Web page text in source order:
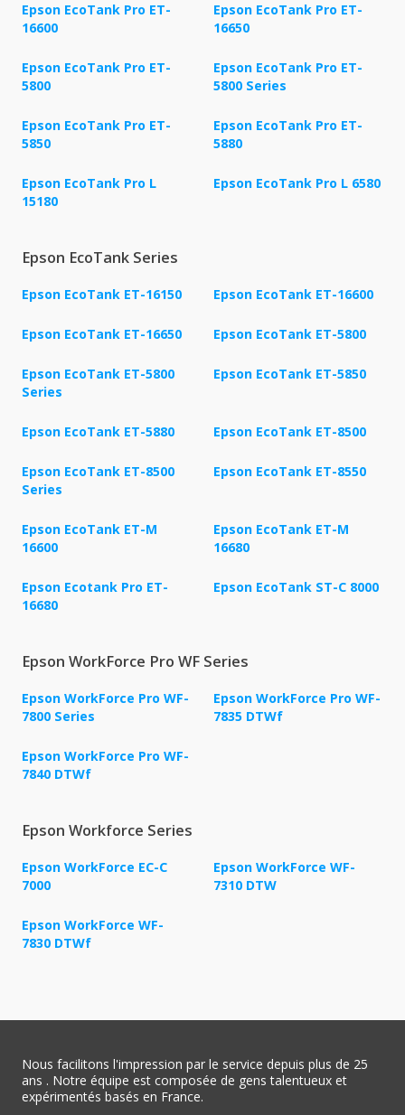
Epson EcoTank Pro ET-
16600
Epson EcoTank Pro ET-
16650
Epson EcoTank Pro ET-
5800
Epson EcoTank Pro ET-
5800 Series
Epson EcoTank Pro ET-
5850
Epson EcoTank Pro ET-
5880
Epson EcoTank Pro L
15180
Epson EcoTank Pro L 6580
Epson EcoTank Series
Epson EcoTank ET-16150 Epson EcoTank ET-16600
Epson EcoTank ET-16650 Epson EcoTank ET-5800
Epson EcoTank ET-5800
Series
Epson EcoTank ET-5850
Epson EcoTank ET-5880 Epson EcoTank ET-8500
Epson EcoTank ET-8500
Series
Epson EcoTank ET-8550
Epson EcoTank ET-M
16600
Epson EcoTank ET-M
16680
Epson Ecotank Pro ET-
16680
Epson EcoTank ST-C 8000
Epson WorkForce Pro WF Series
Epson WorkForce Pro WF-
7800 Series
Epson WorkForce Pro WF-
7835 DTWf
Epson WorkForce Pro WF-
7840 DTWf
Epson Workforce Series
Epson WorkForce EC-C
7000
Epson WorkForce WF-
7310 DTW
Epson WorkForce WF-
7830 DTWf
Nous facilitons l'impression par le service depuis plus de 25
ans . Notre équipe est composée de gens talentueux et
expérimentés basés en France.